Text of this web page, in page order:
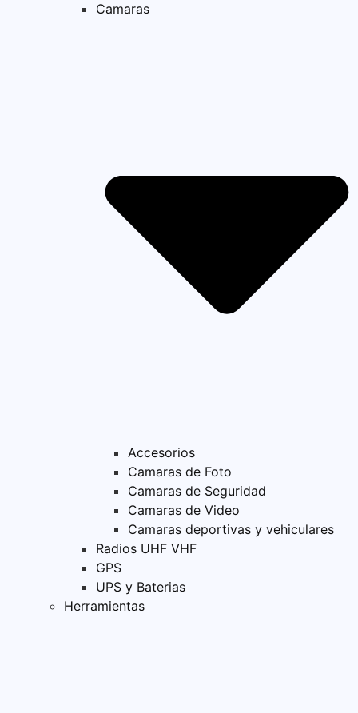
Camaras
Accesorios
Camaras de Foto
Camaras de Seguridad
Camaras de Video
Camaras deportivas y vehiculares
Radios UHF VHF
GPS
UPS y Baterias
Herramientas